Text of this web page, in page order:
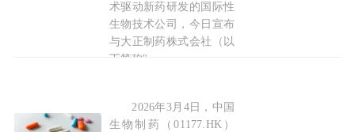
术驱动新药研发的国际性
生物技术公司，今日宣布
与大正制药株式会社（以
下简称"
2026-03-31
赛诺菲获得中国生物 制药首创新药罗伐昔替尼的
2026年3月4日，中国
生物制药（01177.HK）